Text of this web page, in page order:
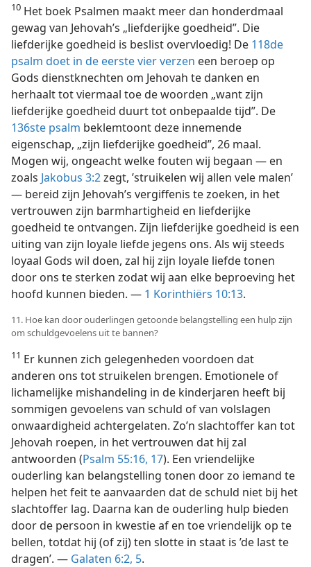
10 Het boek Psalmen maakt meer dan honderdmaal
gewag van Jehovah’s „liefderijke goedheid”. Die
liefderijke goedheid is beslist overvloedig! De 118de
psalm doet in de eerste vier verzen een beroep op
Gods dienstknechten om Jehovah te danken en
herhaalt tot viermaal toe de woorden „want zijn
liefderijke goedheid duurt tot onbepaalde tijd”. De
136ste psalm beklemtoont deze innemende
eigenschap, „zijn liefderijke goedheid”, 26 maal.
Mogen wij, ongeacht welke fouten wij begaan — en
zoals Jakobus 3:2zegt, ’struikelen wij allen vele malen’
— bereid zijn Jehovah’s vergiffenis te zoeken, in het
vertrouwen zijn barmhartigheid en liefderijke
goedheid te ontvangen. Zijn liefderijke goedheid is een
uiting van zijn loyale liefde jegens ons. Als wij steeds
loyaal Gods wil doen, zal hij zijn loyale liefde tonen
door ons te sterken zodat wij aan elke beproeving het
hoofd kunnen bieden. — 1 Korinthiërs 10:13.
11. Hoe kan door ouderlingen getoonde belangstelling een hulp zijn
om schuldgevoelens uit te bannen?
11 Er kunnen zich gelegenheden voordoen dat
anderen ons tot struikelen brengen. Emotionele of
lichamelijke mishandeling in de kinderjaren heeft bij
sommigen gevoelens van schuld of van volslagen
onwaardigheid achtergelaten. Zo’n slachtoffer kan tot
Jehovah roepen, in het vertrouwen dat hij zal
antwoorden (Psalm 55:16, 17). Een vriendelijke
ouderling kan belangstelling tonen door zo iemand te
helpen het feit te aanvaarden dat de schuld niet bij het
slachtoffer lag. Daarna kan de ouderling hulp bieden
door de persoon in kwestie af en toe vriendelijk op te
bellen, totdat hij (of zij) ten slotte in staat is ’de last te
dragen’. — Galaten 6:2, 5.